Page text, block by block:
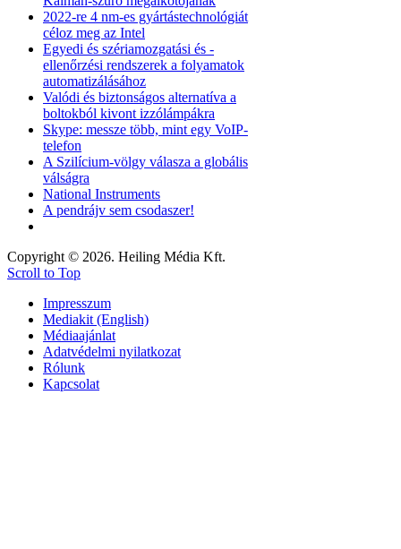
2022-re 4 nm-es gyártástechnológiát
céloz meg az Intel
Egyedi és szériamozgatási és -
ellenőrzési rendszerek a folyamatok
automatizálásához
Valódi és biztonságos alternatíva a
boltokból kivont izzólámpákra
Skype: messze több, mint egy VoIP-
telefon
A Szilícium-völgy válasza a globális
válságra
National Instruments
A pendrájv sem csodaszer!
Copyright © 2026. Heiling Média Kft.
Scroll to Top
Impresszum
Mediakit (English)
Médiaajánlat
Adatvédelmi nyilatkozat
Rólunk
Kapcsolat